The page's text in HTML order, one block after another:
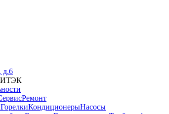
д.6
ИТЭК
Ремонт
ГорелкиКондиционерыНасосы